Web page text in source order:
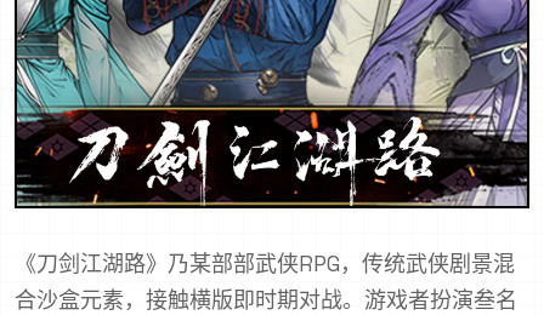
《刀剑江湖路》乃某部部武侠RPG，传统武侠剧景混
合沙盒元素，接触横版即时期对战。游戏者扮演叁名